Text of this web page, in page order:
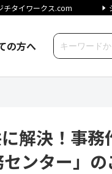
チタイワークス.com
の方へ
解決！事
ンター」